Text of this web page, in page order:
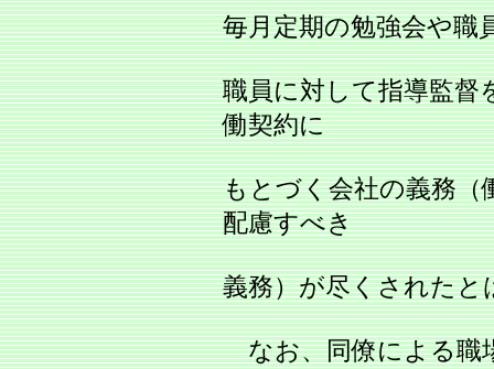
毎月定期の勉強会や職
職員に対して指導監督
働契約に
もとづく会社の義務（
配慮すべき
義務）が尽くされた
なお、同僚による職